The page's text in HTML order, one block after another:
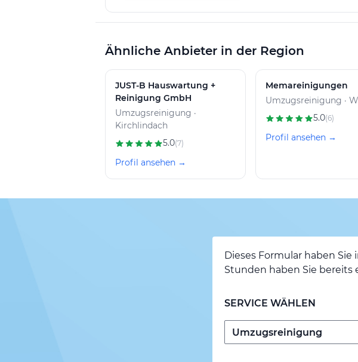
Ähnliche Anbieter in der Region
JUST-B Hauswartung +
Reinigung GmbH
Umzugsreinigung ·
Kirchlindach
5.0(7)
Profil ansehen →
Memareinigungen
Umzugsreinigung ·
5.0(6)
Profil ansehen →
Dieses Formular haben
Stunden haben Sie bereits
SERVICE WÄHLEN